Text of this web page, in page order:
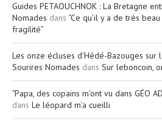
Guides PETAOUCHNOK : La Bretagne
Nomades dans “Ce qu’il y a de très
fragilité”
Les onze écluses d'Hédé-Bazouges sur
Sourires Nomades dans Sur leboncoin,
"Papa, des copains m'ont vu dans GÉO
dans Le léopard m’a cueilli